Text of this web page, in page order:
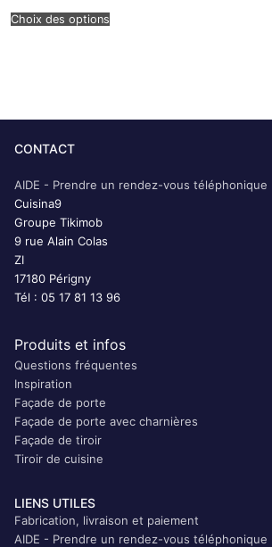
Choix des options
CONTACT
AIDE - Prendre un rendez-vous téléphonique
Cuisina9
Groupe Tikimob
9 rue Alain Colas
ZI
17180 Périgny
Tél : 05 17 81 13 96
Produits et infos
Questions fréquentes
Inspiration
Façade de porte
Façade de porte avec charnières
Façade de tiroir
Tiroir de cuisine
LIENS UTILES
Fabrication, livraison et paiement
AIDE - Prendre un rendez-vous téléphonique